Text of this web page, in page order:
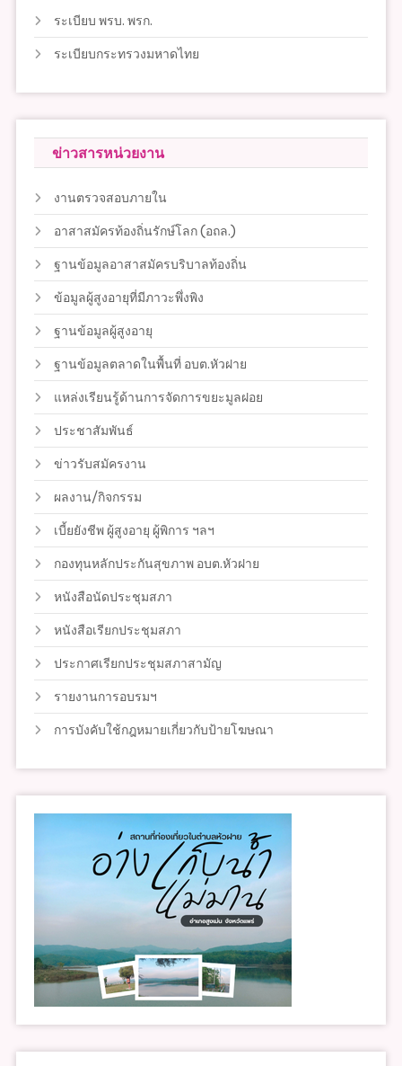
ระเบียบ พรบ. พรก.
ระเบียบกระทรวงมหาดไทย
ข่าวสารหน่วยงาน
งานตรวจสอบภายใน
อาสาสมัครท้องถิ่นรักษ์โลก (อถล.)
ฐานข้อมูลอาสาสมัครบริบาลท้องถิ่น
ข้อมูลผู้สูงอายุที่มีภาวะพึ่งพิง
ฐานข้อมูลผู้สูงอายุ
ฐานข้อมูลตลาดในพื้นที่ อบต.หัวฝาย
แหล่งเรียนรู้ด้านการจัดการขยะมูลฝอย
ประชาสัมพันธ์
ข่าวรับสมัครงาน
ผลงาน/กิจกรรม
เบี้ยยังชีพ ผู้สูงอายุ ผู้พิการ ฯลฯ
กองทุนหลักประกันสุขภาพ อบต.หัวฝาย
หนังสือนัดประชุมสภา
หนังสือเรียกประชุมสภา
ประกาศเรียกประชุมสภาสามัญ
รายงานการอบรมฯ
การบังคับใช้กฎหมายเกี่ยวกับป้ายโฆษณา